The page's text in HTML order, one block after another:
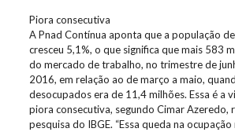
Piora consecutiva
A Pnad Contínua aponta que a população
cresceu 5,1%, o que significa que mais 583
do mercado de trabalho, no trimestre de
2016, em relação ao de março a maio,
desocupados era de 11,4 milhões. Essa é a
piora consecutiva, segundo Cimar Azeredo,
pesquisa do IBGE. “Essa queda na